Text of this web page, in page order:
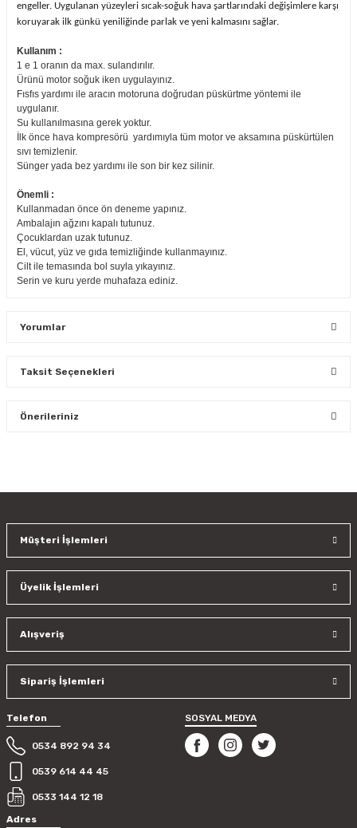
engeller. Uygulanan yüzeyleri sıcak-soğuk hava şartlarındaki değişimlere karşı
koruyarak ilk günkü yeniliğinde parlak ve yeni kalmasını sağlar.
Kullanım :
1 e 1 oranın da max. sulandırılır.
Ürünü motor soğuk iken uygulayınız.
Fısfıs yardımı ile aracın motoruna doğrudan püskürtme yöntemi ile
uygulanır.
Su kullanılmasına gerek yoktur.
İlk önce hava kompresörü yardımıyla tüm motor ve aksamına püskürtülen
sıvı temizlenir.
Sünger yada bez yardımı ile son bir kez silinir.
Önemli :
Kullanmadan önce ön deneme yapınız.
Ambalajın ağzını kapalı tutunuz.
Çocuklardan uzak tutunuz.
El, vücut, yüz ve gıda temizliğinde kullanmayınız.
Cilt ile temasında bol suyla yıkayınız.
Serin ve kuru yerde muhafaza ediniz.
Yorumlar
Taksit Seçenekleri
Önerileriniz
Ürün resmi kalitesiz, bozuk veya görüntülenemiyor.
Ürün bilgilerinde hatalar bulunuyor.
Bu ürüne benzer farklı alternatifler olmalı.
Gönder
Müşteri İşlemleri
Üyelik İşlemleri
Alışveriş
Sipariş İşlemleri
Telefon
0534 892 94 34
0539 614 44 45
0533 144 12 18
SOSYAL MEDYA
Adres